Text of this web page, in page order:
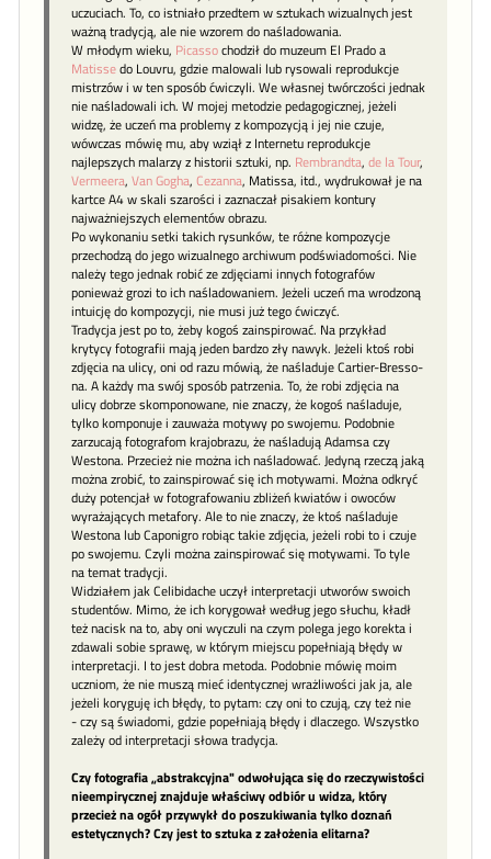
uczuciach. To, co istniało przedtem w sztukach wizualnych jest
ważną tradycją, ale nie wzorem do naśladowania.
W młodym wieku, Picassochodził do muzeum El Prado a
Matissedo Louvru, gdzie malowali lub rysowali reprodukcje
mistrzów i w ten sposób ćwiczyli. We własnej twórczości jednak
nie naśladowali ich. W mojej metodzie pedagogicznej, jeżeli
widzę, że uczeń ma problemy z kompozycją i jej nie czuje,
wówczas mówię mu, aby wziął z Internetu reprodukcje
najlepszych malarzy z historii sztuki, np. Rembrandta, de la Tour,
Vermeera, Van Gogha, Cezanna, Matissa, itd., wydrukował je na
kartce A4 w skali szarości i zaznaczał pisakiem kontury
najważniejszych elementów obrazu.
Po wykonaniu setki takich rysunków, te różne kompozycje
przechodzą do jego wizualnego archiwum podświadomości. Nie
należy tego jednak robić ze zdjęciami innych fotografów
ponieważ grozi to ich naśladowaniem. Jeżeli uczeń ma wrodzoną
intuicję do kompozycji, nie musi już tego ćwiczyć.
Tradycja jest po to, żeby kogoś zainspirować. Na przykład
krytycy fotografii mają jeden bardzo zły nawyk. Jeżeli ktoś robi
zdjęcia na ulicy, oni od razu mówią, że naśladuje Cartier-Bresso-
na. A każdy ma swój sposób patrzenia. To, że robi zdjęcia na
ulicy dobrze skomponowane, nie znaczy, że kogoś naśladuje,
tylko komponuje i zauważa motywy po swojemu. Podobnie
zarzucają fotografom krajobrazu, że naśladują Adamsa czy
Westona. Przecież nie można ich naśladować. Jedyną rzeczą jaką
można zrobić, to zainspirować się ich motywami. Można odkryć
duży potencjał w fotografowaniu zbliżeń kwiatów i owoców
wyrażających metafory. Ale to nie znaczy, że ktoś naśladuje
Westona lub Caponigro robiąc takie zdjęcia, jeżeli robi to i czuje
po swojemu. Czyli można zainspirować się motywami. To tyle
na temat tradycji.
Widziałem jak Celibidache uczył interpretacji utworów swoich
studentów. Mimo, że ich korygował według jego słuchu, kładł
też nacisk na to, aby oni wyczuli na czym polega jego korekta i
zdawali sobie sprawę, w którym miejscu popełniają błędy w
interpretacji. I to jest dobra metoda. Podobnie mówię moim
uczniom, że nie muszą mieć identycznej wrażliwości jak ja, ale
jeżeli koryguję ich błędy, to pytam: czy oni to czują, czy też nie
- czy są świadomi, gdzie popełniają błędy i dlaczego. Wszystko
zależy od interpretacji słowa tradycja.
Czy fotografia „abstrakcyjna" odwołująca się do rzeczywistości
nieempirycznej znajduje właściwy odbiór u widza, który
przecież na ogół przywykł do poszukiwania tylko doznań
estetycznych? Czy jest to sztuka z założenia elitarna?